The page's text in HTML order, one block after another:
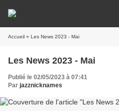
Accueil » Les News 2023 - Mai
Les News 2023 - Mai
Publié le 02/05/2023 à 07:41
Par jazznicknames